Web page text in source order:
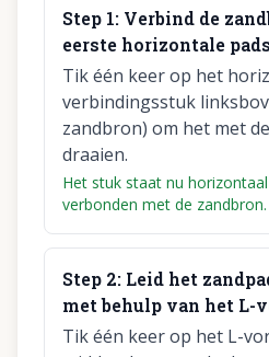
Step 1: Verbind de
eerste horizontale
Tik één keer op het
verbindingsstuk
zandbron) om het met
draaien.
Het stuk staat nu
verbonden met de zandbron.
Step 2: Leid het
met behulp van het L-
Tik één keer op het L-